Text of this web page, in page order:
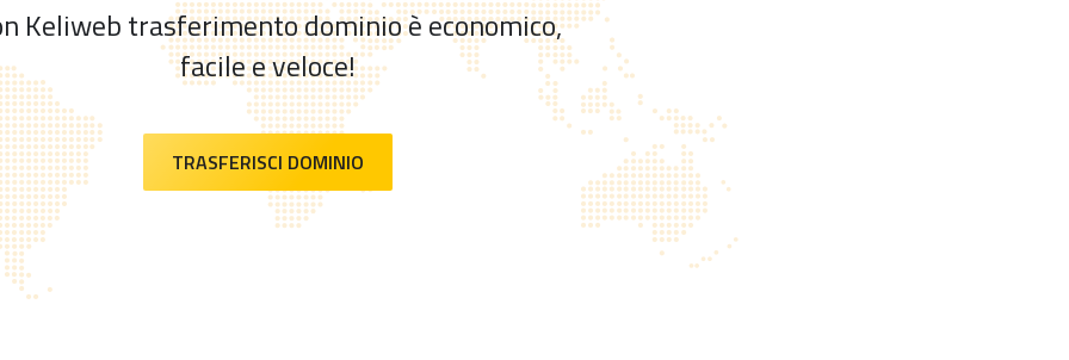
Keliweb trasferimento dominio è economico,
facile e veloce!
TRASFERISCI DOMINIO